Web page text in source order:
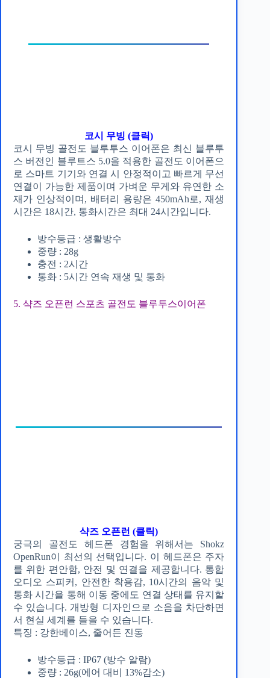
코시 무빙 (클릭)
코시 무빙 골전도 블루투스 이어폰은 최신 블루투
스 버전인 블루트스 5.0을 적용한 골전도 이어폰으
로 스마트 기기와 연결 시 안정적이고 빠르게 무선
연결이 가능한 제품이며 가벼운 무게와 유연한 소
재가 인상적이며, 배터리 용량은 450mAh로, 재생
시간은 18시간, 통화시간은 최대 24시간입니다.
방수등급 : 생활방수
중량 : 28g
충전 : 2시간
통화 : 5시간 연속 재생 및 통화
5. 샥즈 오픈런 스포츠 골전도 블루투스이어폰
샥즈 오픈런 (클릭)
궁극의 골전도 헤드폰 경험을 위해서는 Shokz
OpenRun이 최선의 선택입니다. 이 헤드폰은 주자
를 위한 편안함, 안전 및 연결을 제공합니다. 통합
오디오 스피커, 안전한 착용감, 10시간의 음악 및
통화 시간을 통해 이동 중에도 연결 상태를 유지할
수 있습니다. 개방형 디자인으로 소음을 차단하면
서 현실 세계를 들을 수 있습니다.
특징 : 강한베이스, 줄어든 진동
방수등급 : IP67 (방수 알람)
중량 : 26g(에어 대비 13%감소)